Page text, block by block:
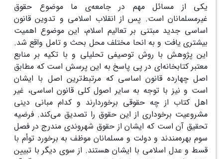
یکی از مسائل مهم در جامعه‌ی ما موضوع حقوق
غیرمسلمانان است. پس از انقلاب اسلامی و تدوین قانون
اساسی جدید مبتنی بر تعالیم اسلام، این موضوع اهمیت
بیشتری یافت و به انحا مختلف محل بحث و تامل واقع شد.
این پژوهش با روش توصیفی تحلیلی و با تکیه بر منابع
معتبر کتابخانه‌ای در پی پاسخ به این پرسش است که مطابق
اصل چهارده قانون اساسی که مرتبط‌ترین اصل با ایشان
است و نیز با توجه به سایر اصول کلی قانون اساسی، غیر
اهل کتاب از چه حقوقی برخوردارند و کدام مبانی دینی
مشروعیت برخوداری از این حقوق را تصدیق می‌کند. فرضیه
تحقیق آن است که ایشان از حقوق شهروندی مندرج در فصل
سوم بهره‌مندند و دولت و مسلمانان موظف به برخورد توأم با
قسط و عدل اسلامی با ایشان هستند. از سوی دیگر با تبیین